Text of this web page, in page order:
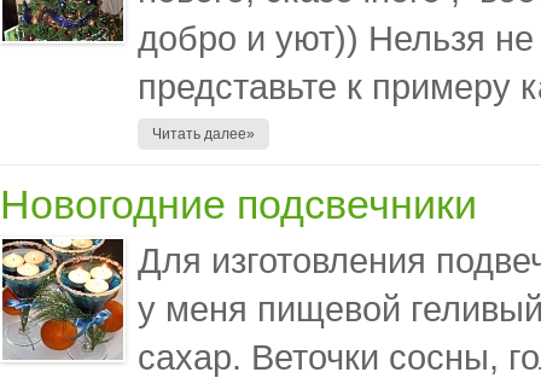
добро и уют)) Нельзя
представьте к примеру
Читать далее»
Новогодние подсвечники
Для изготовления
у меня пищевой
сахар. Веточки сосны,